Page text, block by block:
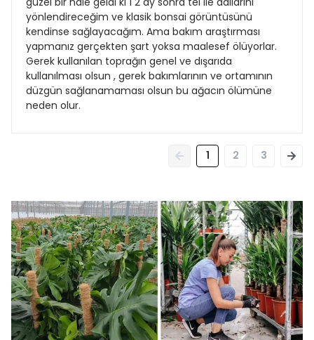
yönlendireceğim ve klasik bonsai görüntüsünü
kendinse sağlayacağım. Ama bakım araştırması
yapmanız gerçekten şart yoksa maalesef ölüyorlar.
Gerek kullanılan toprağın genel ve dışarıda
kullanılması olsun , gerek bakımlarının ve ortamının
düzgün sağlanamaması olsun bu ağacın ölümüne
neden olur.
1 2 3